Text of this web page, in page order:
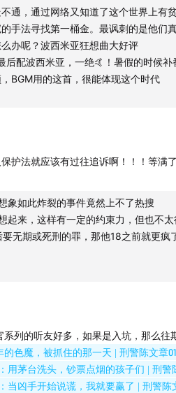
、消费水平、犯罪程度，都在快
，而是通过短视频传播，在全国
群体拥有一个人数更为庞大的“人
」系列节目的第4期，我和陈警
为何一步步成为“爆破手”。
叫“顺风耳”的男孩讲起，他是给
了“江湖大忌”，被多个团伙下了
岁生日宴。在金盆洗手那一天，想
刚刚开始啊
走并抛之脑后
不想让你流泪
个时候未能归来
同什么都没发生
宿要来了
离开了
去接受现实的审判
处吹）
自己未曾来到这世上
的人影
会跳方丹戈舞吗？
着实惊吓到我了
没有人爱我
的一个穷小孩
吧
你们会放我走吗
通，通过网络又知道了这个世界上有
手法寻找第一桶金。最讽刺的是他们
办呢？波西米亚狂想曲大好评
后配波西米亚，一绝🤙！暑假的时候
BGM用的这首，很能体现这个时代
护法就应该有过往追诉啊！！！等满
象如此炸裂的事件竟然上不了热搜
起来，这样有一定的约束力，但也不
无期或死刑的罪，那他18之前就更疯
系列的听友好多，如果是入坑，那么往
的色魔，被抓住的那一天 | 刑警陈文章01
用茅台洗头，钞票点烟的孩子们 | 刑警
当凶手开始说谎，我就要赢了 | 刑警陈